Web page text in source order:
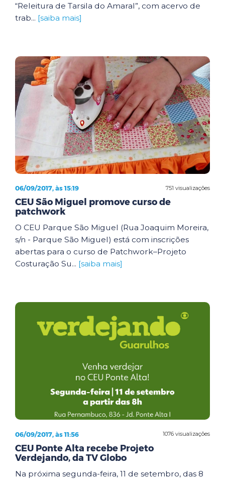
“Releitura de Tarsila do Amaral”, com acervo de
trab... [saiba mais]
751 visualizações
06/09/2017, às 15:19
CEU São Miguel promove curso de
patchwork
O CEU Parque São Miguel (Rua Joaquim Moreira,
s/n - Parque São Miguel) está com inscrições
abertas para o curso de Patchwork–Projeto
Costuração Su... [saiba mais]
1076 visualizações
06/09/2017, às 11:56
CEU Ponte Alta recebe Projeto
Verdejando, da TV Globo
Na próxima segunda-feira, 11 de setembro, das 8